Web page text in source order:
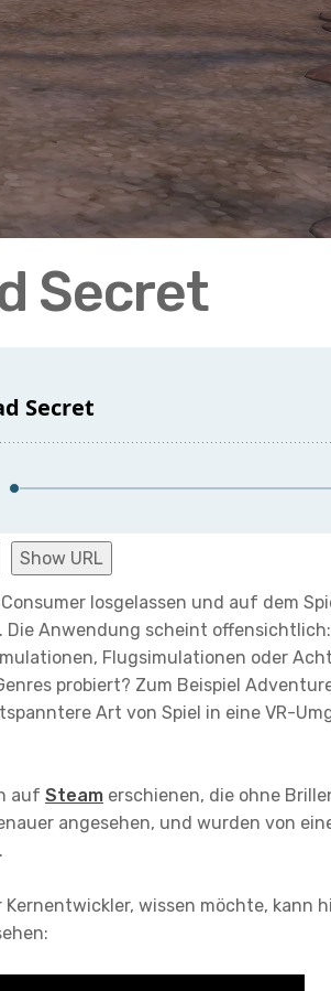
Secret
Show URL
losgelassen und auf dem
Die Anwendung scheint
Flugsimulationen oder
probiert? Zum Beispiel
Art von Spiel in eine VR-
auf Steam erschienen, die ohne
angesehen, und wurden von
Kernentwickler, wissen möchte, kann